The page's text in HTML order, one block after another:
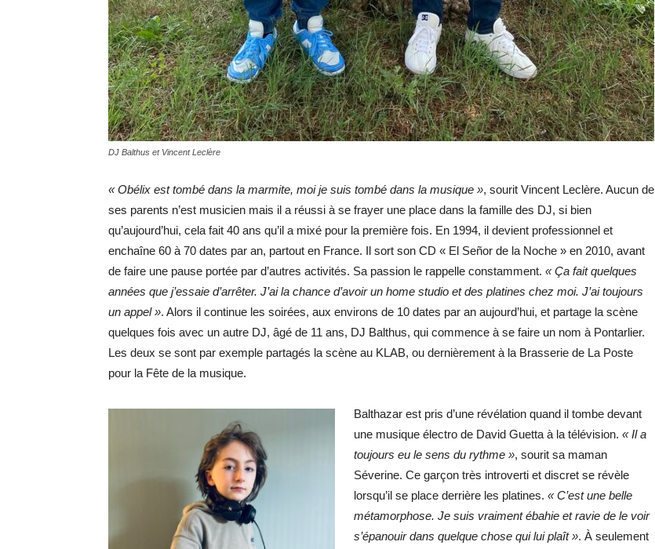
DJ Balthus et Vincent Leclère
« Obélix est tombé dans la marmite, moi je suis tombé dans la musique », sourit Vincent Leclère. Aucun de
ses parents n’est musicien mais il a réussi à se frayer une place dans la famille des DJ, si bien
qu’aujourd’hui, cela fait 40 ans qu’il a mixé pour la première fois. En 1994, il devient professionnel et
enchaîne 60 à 70 dates par an, partout en France. Il sort son CD « El Señor de la Noche » en 2010, avant
de faire une pause portée par d’autres activités. Sa passion le rappelle constamment. « Ça fait quelques
années que j’essaie d’arrêter. J’ai la chance d’avoir un home studio et des platines chez moi. J’ai toujours
un appel ». Alors il continue les soirées, aux environs de 10 dates par an aujourd’hui, et partage la scène
quelques fois avec un autre DJ, âgé de 11 ans, DJ Balthus, qui commence à se faire un nom à Pontarlier.
Les deux se sont par exemple partagés la scène au KLAB, ou dernièrement à la Brasserie de La Poste
pour la Fête de la musique.
Balthazar est pris d’une révélation quand il tombe devant
une musique électro de David Guetta à la télévision. « Il a
toujours eu le sens du rythme », sourit sa maman
Séverine. Ce garçon très introverti et discret se révèle
lorsqu’il se place derrière les platines. « C’est une belle
métamorphose. Je suis vraiment ébahie et ravie de le voir
s’épanouir dans quelque chose qui lui plaît ». À seulement